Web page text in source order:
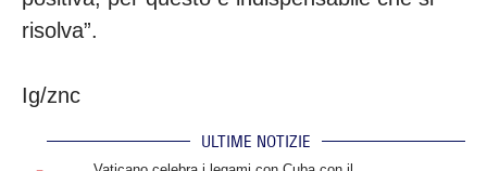
risolva”.
Ig/znc
ULTIME NOTIZIE
.